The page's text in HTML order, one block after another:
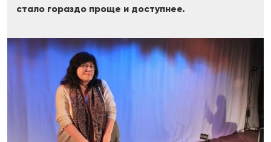
стало гораздо проще и доступнее.